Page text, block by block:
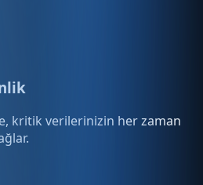
kritik verilerinizin her zaman